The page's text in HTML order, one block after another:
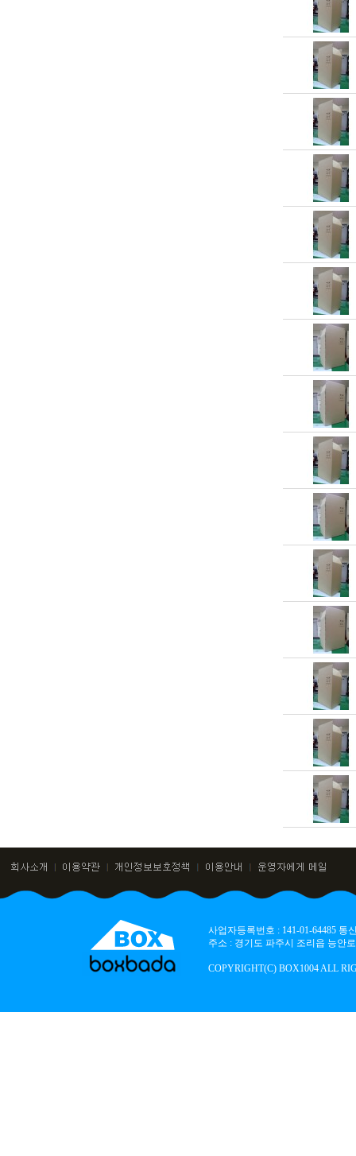
사업자등록번호 : 141-01-64485
주소 : 경기도 파주시 조리읍 능안
COPYRIGHT(C) BOX1004 ALL